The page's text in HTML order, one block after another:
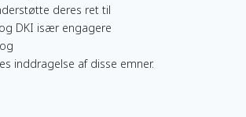
deres ret til
DKI især engagere
inddragelse af disse emner.